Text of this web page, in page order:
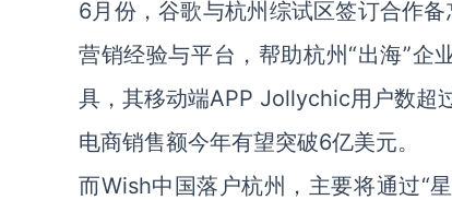
6月份，谷歌与杭州综试区签订合作
营销经验与平台，帮助杭州“出海”企
具，其移动端APP Jollychic用户数超
电商销售额今年有望突破6亿美元。
而Wish中国落户杭州，主要将通过“